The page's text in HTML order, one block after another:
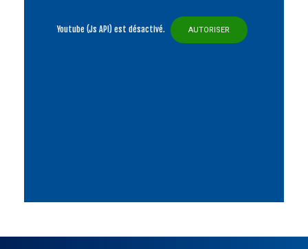
Youtube (Js API) est désactivé. AUTORISER